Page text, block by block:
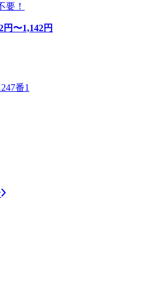
！
円〜1,142円
番1